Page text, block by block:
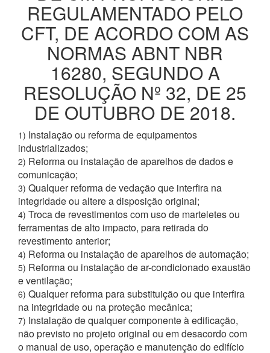
REGULAMENTADO PELO
CFT, DE ACORDO COM AS
NORMAS ABNT NBR
16280, SEGUNDO A
RESOLUÇÃO Nº 32, DE 25
DE OUTUBRO DE 2018.
1) Instalação ou reforma de equipamentos
industrializados;
2) Reforma ou instalação de aparelhos de dados e
comunicação;
3) Qualquer reforma de vedação que interfira na
integridade ou altere a disposição original;
4) Troca de revestimentos com uso de marteletes ou
ferramentas de alto impacto, para retirada do
revestimento anterior;
4) Reforma ou instalação de aparelhos de automação;
5) Reforma ou instalação de ar-condicionado exaustão
e ventilação;
6) Qualquer reforma para substituição ou que interfira
na integridade ou na proteção mecânica;
7) Instalação de qualquer componente à edificação,
não previsto no projeto original ou em desacordo com
o manual de uso, operação e manutenção do edifício